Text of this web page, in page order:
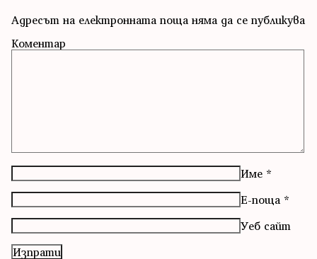
Адресът на електронната поща няма да се публикува
Коментар
Име *
Е-поща *
Уеб сайт